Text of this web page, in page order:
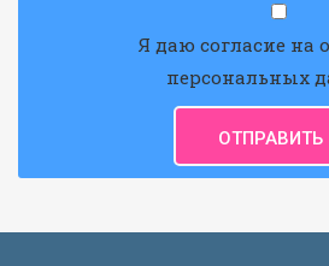
Я даю согласие на
персональных